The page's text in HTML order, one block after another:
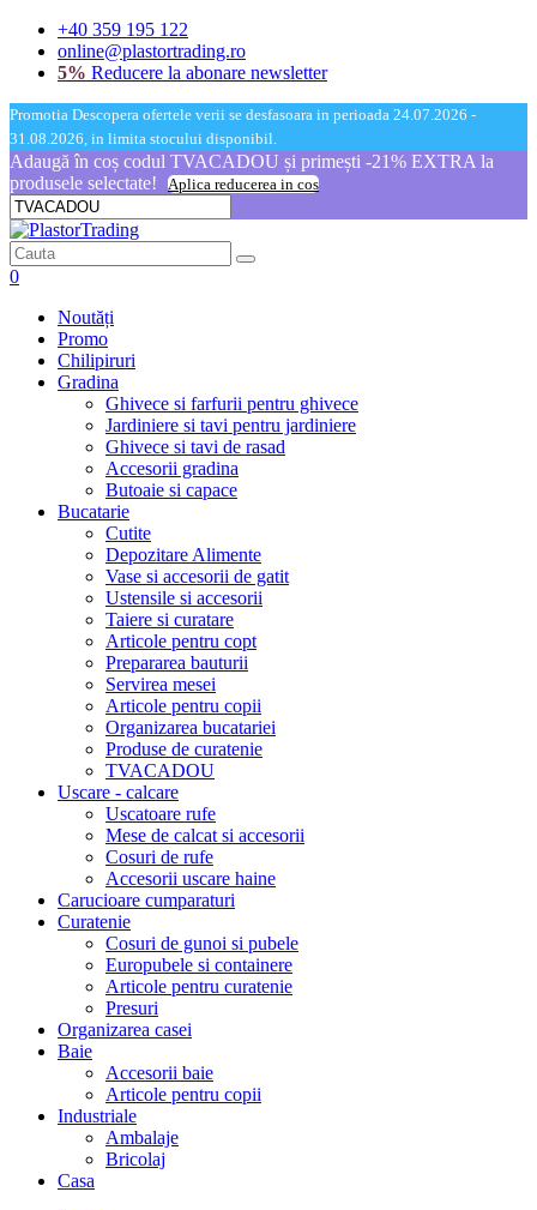
+40 359 195 122
online@plastortrading.ro
5% Reducere la abonare newsletter
Promotia Descopera ofertele verii se desfasoara in perioada 24.07.2026 -
31.08.2026, in limita stocului disponibil.
Adaugă în coș codul TVACADOU și primești -21% EXTRA la
produsele selectate!
Aplica reducerea in cos
0
Noutăți
Promo
Chilipiruri
Gradina
Ghivece si farfurii pentru ghivece
Jardiniere si tavi pentru jardiniere
Ghivece si tavi de rasad
Accesorii gradina
Butoaie si capace
Bucatarie
Cutite
Depozitare Alimente
Vase si accesorii de gatit
Ustensile si accesorii
Taiere si curatare
Articole pentru copt
Prepararea bauturii
Servirea mesei
Articole pentru copii
Organizarea bucatariei
Produse de curatenie
TVACADOU
Uscare - calcare
Uscatoare rufe
Mese de calcat si accesorii
Cosuri de rufe
Accesorii uscare haine
Carucioare cumparaturi
Curatenie
Cosuri de gunoi si pubele
Europubele si containere
Articole pentru curatenie
Presuri
Organizarea casei
Baie
Accesorii baie
Articole pentru copii
Industriale
Ambalaje
Bricolaj
Casa